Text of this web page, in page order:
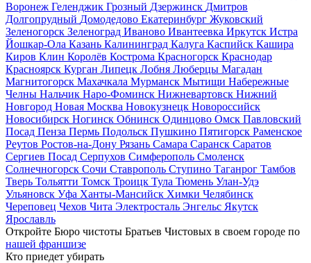
Воронеж Геленджик Грозный Дзержинск Дмитров
Долгопрудный Домодедово Екатеринбург Жуковский
Зеленогорск Зеленоград Иваново Ивантеевка Иркутск Истра
Йошкар-Ола Казань Калининград Калуга Каспийск Кашира
Киров Клин Королёв Кострома Красногорск Краснодар
Красноярск Курган Липецк Лобня Люберцы Магадан
Магнитогорск Махачкала Мурманск Мытищи Набережные
Челны Нальчик Наро-Фоминск Нижневартовск Нижний
Новгород Новая Москва Новокузнецк Новороссийск
Новосибирск Ногинск Обнинск Одинцово Омск Павловский
Посад Пенза Пермь Подольск Пушкино Пятигорск Раменское
Реутов Ростов-на-Дону Рязань Самара Саранск Саратов
Сергиев Посад Серпухов Симферополь Смоленск
Солнечногорск Сочи Ставрополь Ступино Таганрог Тамбов
Тверь Тольятти Томск Троицк Тула Тюмень Улан-Удэ
Ульяновск Уфа Ханты-Мансийск Химки Челябинск
Череповец Чехов Чита Электросталь Энгельс Якутск
Ярославль
Откройте Бюро чистоты Братьев Чистовых в своем городе по
нашей франшизе
Кто приедет убирать